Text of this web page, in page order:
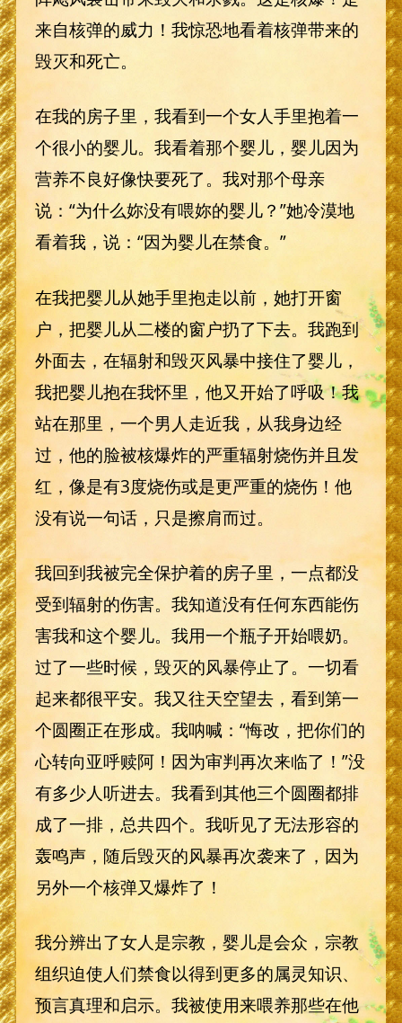
来自核弹的威力！我惊恐地看着核弹带来的
毁灭和死亡。
在我的房子里，我看到一个女人手里抱着一
个很小的婴儿。我看着那个婴儿，婴儿因为
营养不良好像快要死了。我对那个母亲
说：“为什么妳没有喂妳的婴儿？”她冷漠地
看着我，说：“因为婴儿在禁食。”
在我把婴儿从她手里抱走以前，她打开窗
户，把婴儿从二楼的窗户扔了下去。我跑到
外面去，在辐射和毁灭风暴中接住了婴儿，
我把婴儿抱在我怀里，他又开始了呼吸！我
站在那里，一个男人走近我，从我身边经
过，他的脸被核爆炸的严重辐射烧伤并且发
红，像是有3度烧伤或是更严重的烧伤！他
没有说一句话，只是擦肩而过。
我回到我被完全保护着的房子里，一点都没
受到辐射的伤害。我知道没有任何东西能伤
害我和这个婴儿。我用一个瓶子开始喂奶。
过了一些时候，毁灭的风暴停止了。一切看
起来都很平安。我又往天空望去，看到第一
个圆圈正在形成。我呐喊：“悔改，把你们的
心转向亚呼赎阿！因为审判再次来临了！”没
有多少人听进去。我看到其他三个圆圈都排
成了一排，总共四个。我听见了无法形容的
轰鸣声，随后毁灭的风暴再次袭来了，因为
另外一个核弹又爆炸了！
我分辨出了女人是宗教，婴儿是会众，宗教
组织迫使人们禁食以得到更多的属灵知识、
预言真理和启示。我被使用来喂养那些在他